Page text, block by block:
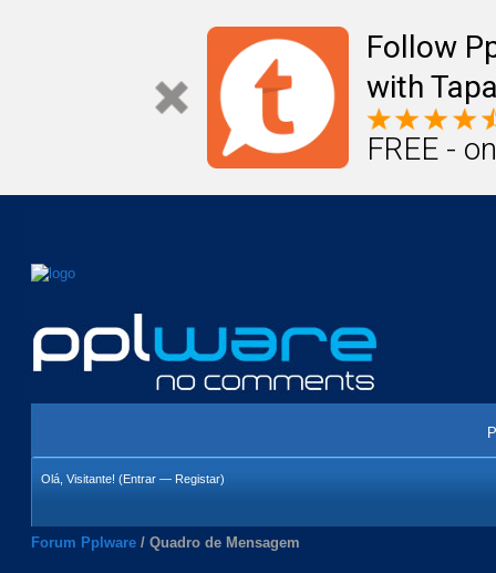
Follow
with
FREE -
Olá, Visitante! (Entrar — Registar)
Forum Pplware / Quadro de Mensagem